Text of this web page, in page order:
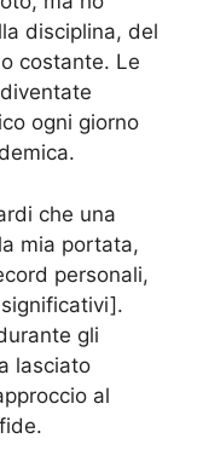
disciplina, del
costante. Le
ogni giorno
che una
mia portata,
personali,
gli
lasciato
al